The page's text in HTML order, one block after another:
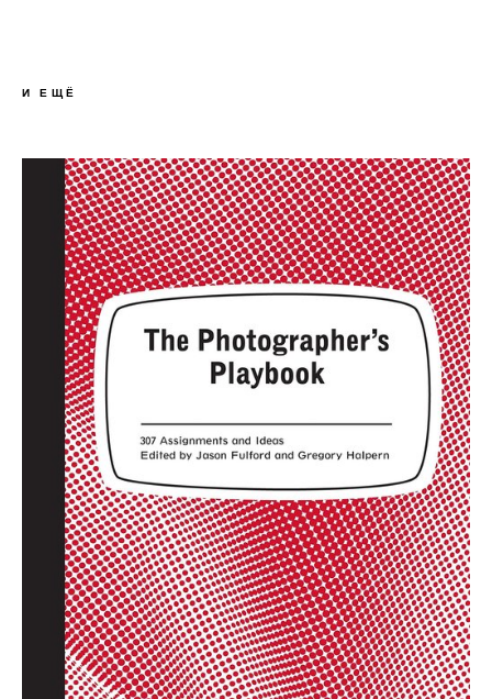
И ЕЩЁ